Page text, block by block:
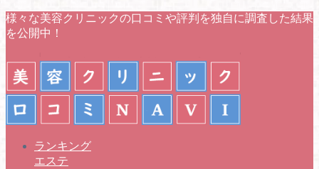
様々な美容クリニックの口コミや評判を独自に調査した結果
を公開中！
ランキング
エステ